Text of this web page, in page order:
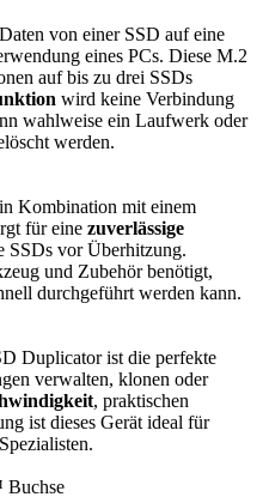
von einer SSD auf eine
eines PCs. Diese M.2
auf bis zu drei SSDs
wird keine Verbindung
wahlweise ein Laufwerk oder
werden.
in Kombination mit einem
für eine zuverlässige
SSDs vor Überhitzung.
und Zubehör benötigt,
durchgeführt werden kann.
Duplicator ist die perfekte
verwalten, klonen oder
, praktischen
ist dieses Gerät ideal für
Buchse